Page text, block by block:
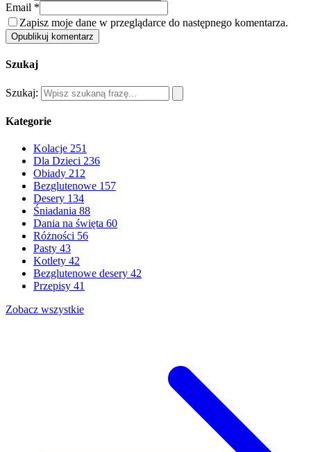
Email *
Zapisz moje dane w przeglądarce do następnego komentarza.
Opublikuj komentarz
Szukaj
Szukaj:
Kategorie
Kolacje 251
Dla Dzieci 236
Obiady 212
Bezglutenowe 157
Desery 134
Śniadania 88
Dania na święta 60
Różności 56
Pasty 43
Kotlety 42
Bezglutenowe desery 42
Przepisy 41
Zobacz wszystkie